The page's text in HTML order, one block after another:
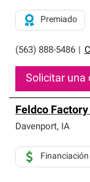
(563) 888-5486
Premiado
Solicitar una
Feldco
Davenport, IA